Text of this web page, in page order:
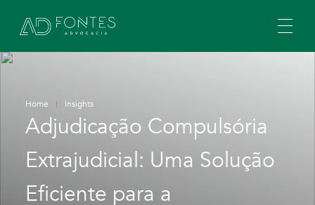
Home Insights
Adjudicação Compulsória
Extrajudicial: Uma Solução
Eficiente para a